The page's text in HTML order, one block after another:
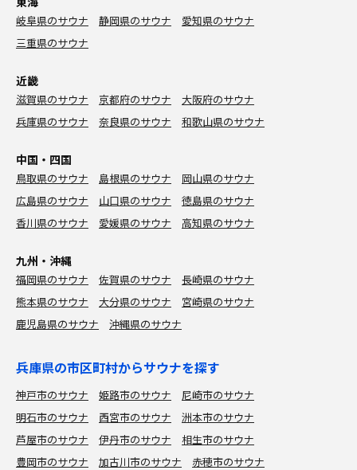
岐阜県のサウナ 静岡県のサウナ
愛知県のサウナ
三重県のサウナ
近畿
滋賀県のサウナ 京都府のサウナ
大阪府のサウナ
兵庫県のサウナ
奈良県のサウナ 和歌山県のサウナ
中国・四国
鳥取県のサウナ 島根県のサウナ
岡山県のサウナ
広島県のサウナ
山口県のサウナ
徳島県のサウナ
香川県のサウナ
愛媛県のサウナ 高知県のサウナ
九州・沖縄
福岡県のサウナ 佐賀県のサウナ
長崎県のサウナ
熊本県のサウナ
大分県のサウナ
宮崎県のサウナ
鹿児島県のサウナ
沖縄県のサウナ
兵庫県の市区町村からサウナを探す
神戸市のサウナ 姫路市のサウナ
尼崎市のサウナ
明石市のサウナ
西宮市のサウナ
洲本市のサウナ
芦屋市のサウナ
伊丹市のサウナ
相生市のサウナ
豊岡市のサウナ
加古川市のサウナ
赤穂市のサウナ